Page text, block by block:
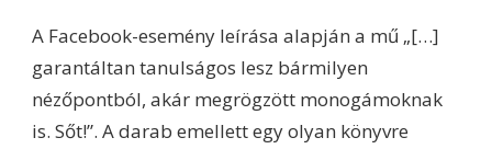
A Facebook-esemény leírása alapján a mű „[…]
garantáltan tanulságos lesz bármilyen
nézőpontból, akár megrögzött monogámoknak
is. Sőt!”. A darab emellett egy olyan könyvre